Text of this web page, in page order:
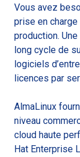
Vous avez
prise en
production.
long cycle de
logiciels
licences par
AlmaLinux
niveau
cloud haute
Hat Enterprise